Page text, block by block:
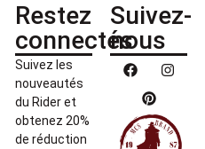
Restez
connectés
Suivez les
nouveautés
du Rider et
obtenez 20%
de réduction
Suivez-
nous